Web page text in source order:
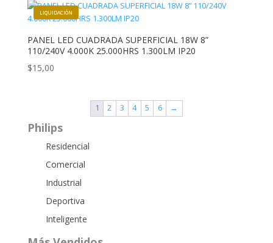
PANEL LED CUADRADA SUPERFICIAL 18W 8”
110/240V 4.000K 25.000HRS 1.300LM IP20
$15,00
1 2 3 4 5 6 →
Philips
Residencial
Comercial
Industrial
Deportiva
Inteligente